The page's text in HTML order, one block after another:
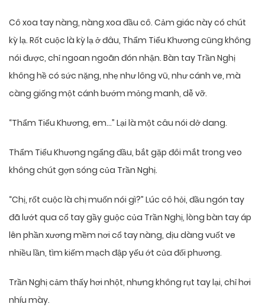
Cô xoa tay nàng, nàng xoa đầu cô. Cảm giác này có chút
kỳ lạ. Rốt cuộc là kỳ lạ ở đâu, Thẩm Tiểu Khương cũng không
nói được, chỉ ngoan ngoãn đón nhận. Bàn tay Trần Nghị
không hề có sức nặng, nhẹ như lông vũ, như cánh ve, mà
càng giống một cánh bướm mỏng manh, dễ vỡ.
“Thẩm Tiểu Khương, em…” Lại là một câu nói dở dang.
Thẩm Tiểu Khương ngẩng đầu, bắt gặp đôi mắt trong veo
không chút gợn sóng của Trần Nghị.
“Chị, rốt cuộc là chị muốn nói gì?” Lúc cô hỏi, đầu ngón tay
đã lướt qua cổ tay gầy guộc của Trần Nghị, lòng bàn tay áp
lên phần xương mềm nơi cổ tay nàng, dịu dàng vuốt ve
nhiều lần, tìm kiếm mạch đập yếu ớt của đối phương.
Trần Nghị cảm thấy hơi nhột, nhưng không rụt tay lại, chỉ hơi
nhíu mày.